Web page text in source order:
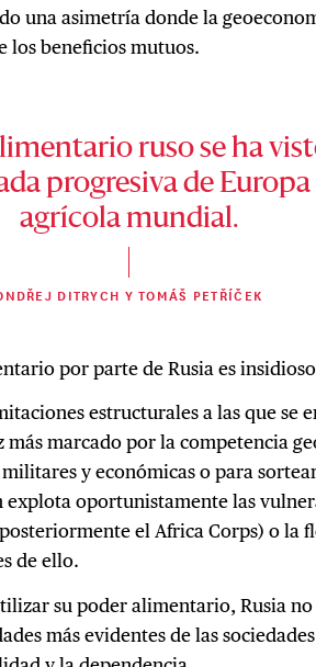
una asimetría donde la
los beneficios mutuos.
ruso se ha
progresiva de Europa
agrícola mundial.
DITRYCH Y TOMÁŠ PETŘÍČEK
por parte de Rusia es
estructurales a las que se
más marcado por la competencia
y económicas o para
explota oportunistamente las
el Africa Corps) o la
de ello.
su poder alimentario, Rusia no
más evidentes de las